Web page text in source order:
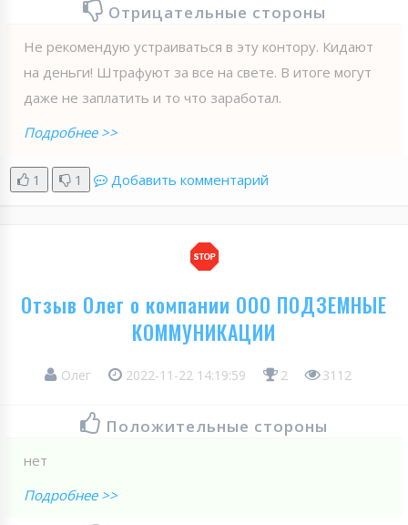
Отрицательные стороны
Не рекомендую устраиваться в эту контору. Кидают
на деньги! Штрафуют за все на свете. В итоге могут
даже не заплатить и то что заработал.
Подробнее >>
1 1 Добавить комментарий
Отзыв Олег о компании ООО ПОДЗЕМНЫЕ
КОММУНИКАЦИИ
Олег 2022-11-22 14:19:59 2 3112
Положительные стороны
нет
Подробнее >>